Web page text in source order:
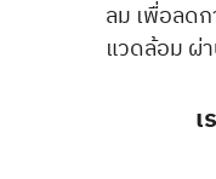
ลม เพื่อลด
แวดล้อม ผ่